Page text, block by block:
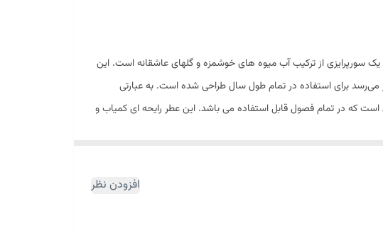
و یک سورپرایزی از ترکیب آب میوه های خوشمزه و گلهای عاشقانه است. این
می‌رسد برای استفاده در تمام طول سال طراحی شده است. به عبارتی
است که در تمام فصول قابل استفاده می باشد. این عطر رایحه ای کمیاب و
افزودن نظر